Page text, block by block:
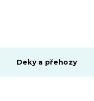
Deky a přehozy